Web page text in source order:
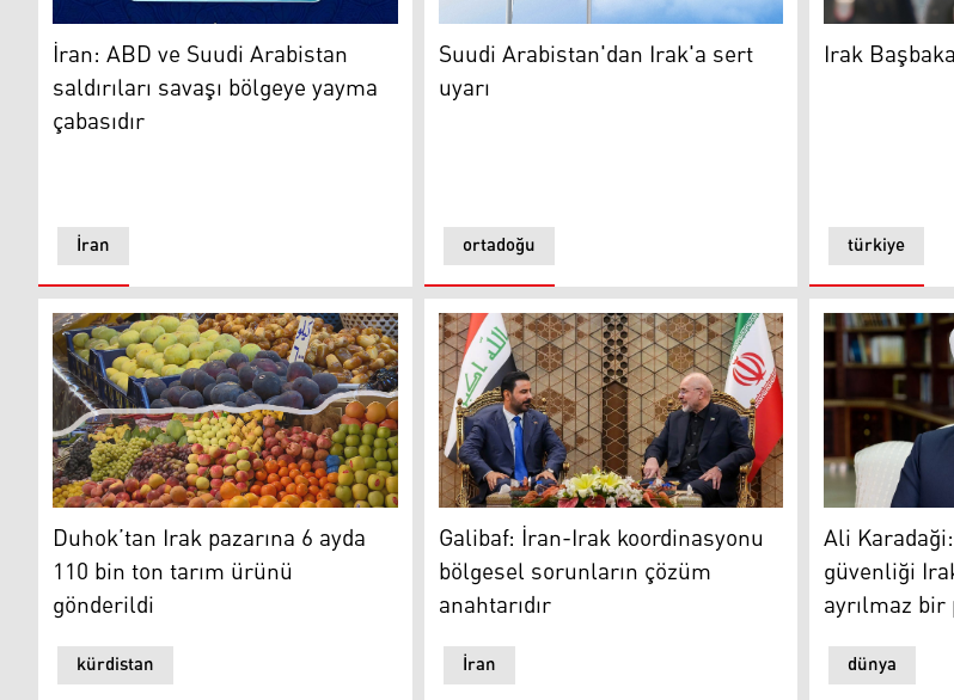
İran: ABD ve Suudi Arabistan saldırıları savaşı bölgeye yayma çabasıdır
İran
İran: ABD ve Suudi Arabistan
saldırıları savaşı bölgeye yayma
çabasıdır
Suudi Arabistan'dan Irak'a sert uyarı
ortadoğu
Suudi Arabistan'dan Irak'a sert
uyarı
Irak
türkiye
Irak
Duhok’tan Irak pazarına 6 ayda 110 bin ton tarım ürünü gönderildi
kürdistan
Duhok’tan Irak pazarına 6 ayda
110 bin ton tarım ürünü
gönderildi
Irak Başbakanı Ali Falih Zeydi ve İran Parlamento
İran
Galibaf: İran-Irak koordinasyonu
bölgesel sorunların çözüm
anahtarıdır
Ali Karadaği
dünya
Ali
güvenliği
ayrılmaz bir